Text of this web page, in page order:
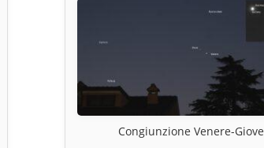
Congiunzione Venere-Giove